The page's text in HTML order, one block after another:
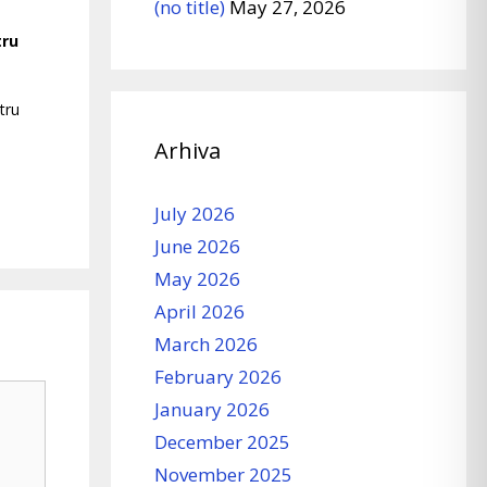
(no title) May 27, 2026
Arhiva
July 2026
June 2026
May 2026
April 2026
March 2026
February 2026
January 2026
December 2025
November 2025